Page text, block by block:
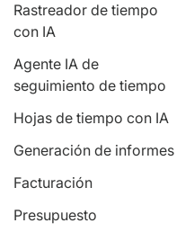
Rastreador de tiempo
con IA
Agente IA de
seguimiento de tiempo
Hojas de tiempo con IA
Generación de informes
Facturación
Presupuesto